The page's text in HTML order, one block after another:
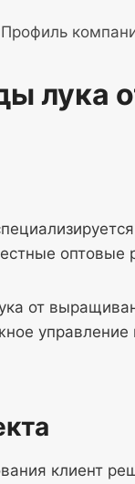
Профиль
лука
оптовые
от
клиент